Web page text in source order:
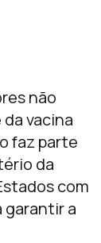
não
vacina
faz parte
da
com
garantir a